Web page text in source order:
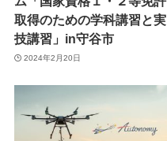
取得のための学科講習と実
技講習」in守谷市
2024年2月20日